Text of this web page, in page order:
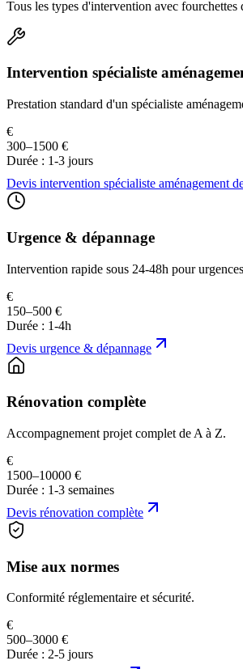
Tous les types d'intervention avec fourchettes
Intervention spécialiste
Prestation standard d'un spécialiste
€
300–1500 €
Durée : 1-3 jours
Devis intervention spécialiste aménagement
Urgence & dépannage
Intervention rapide sous 24-48h pour
€
150–500 €
Durée : 1-4h
Devis urgence & dépannage
Rénovation complète
Accompagnement projet complet de A à Z.
€
1500–10000 €
Durée : 1-3 semaines
Devis rénovation complète
Mise aux normes
Conformité réglementaire et sécurité.
€
500–3000 €
Durée : 2-5 jours